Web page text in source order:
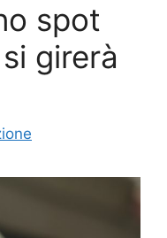
spot
girerà